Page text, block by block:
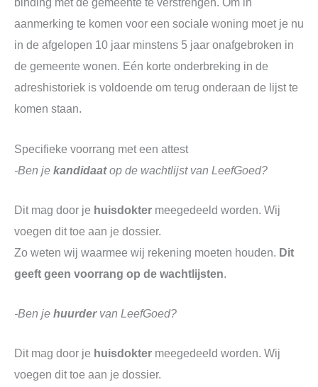
aanmerking te komen voor een sociale woning moet je nu
in de afgelopen 10 jaar minstens 5 jaar onafgebroken in
de gemeente wonen. Eén korte onderbreking in de
adreshistoriek is voldoende om terug onderaan de lijst te
komen staan.
Specifieke voorrang met een attest
-Ben je kandidaatop de wachtlijst van LeefGoed?
Dit mag door je huisdokter meegedeeld worden. Wij
voegen dit toe aan je dossier.
Zo weten wij waarmee wij rekening moeten houden. Dit
geeft geen voorrang op de wachtlijsten.
-Ben je huurdervan LeefGoed?
Dit mag door je huisdokter meegedeeld worden. Wij
voegen dit toe aan je dossier.